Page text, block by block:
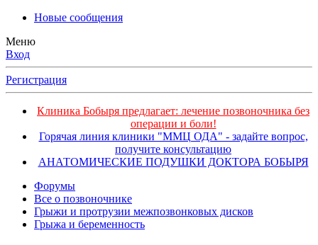
Новые сообщения
Меню
Вход
Регистрация
Клиника Бобыря предлагает: лечение позвоночника без
операции и боли!
Горячая линия клиники "ММЦ ОДА" - задайте вопрос,
получите консультацию
АНАТОМИЧЕСКИЕ ПОДУШКИ ДОКТОРА БОБЫРЯ
Форумы
Все о позвоночнике
Грыжи и протрузии межпозвонковых дисков
Грыжа и беременность